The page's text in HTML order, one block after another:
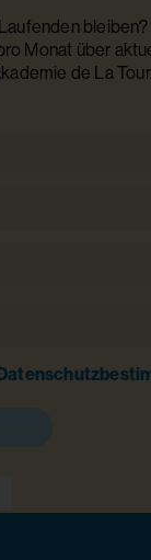
Monat über
de La Tour.